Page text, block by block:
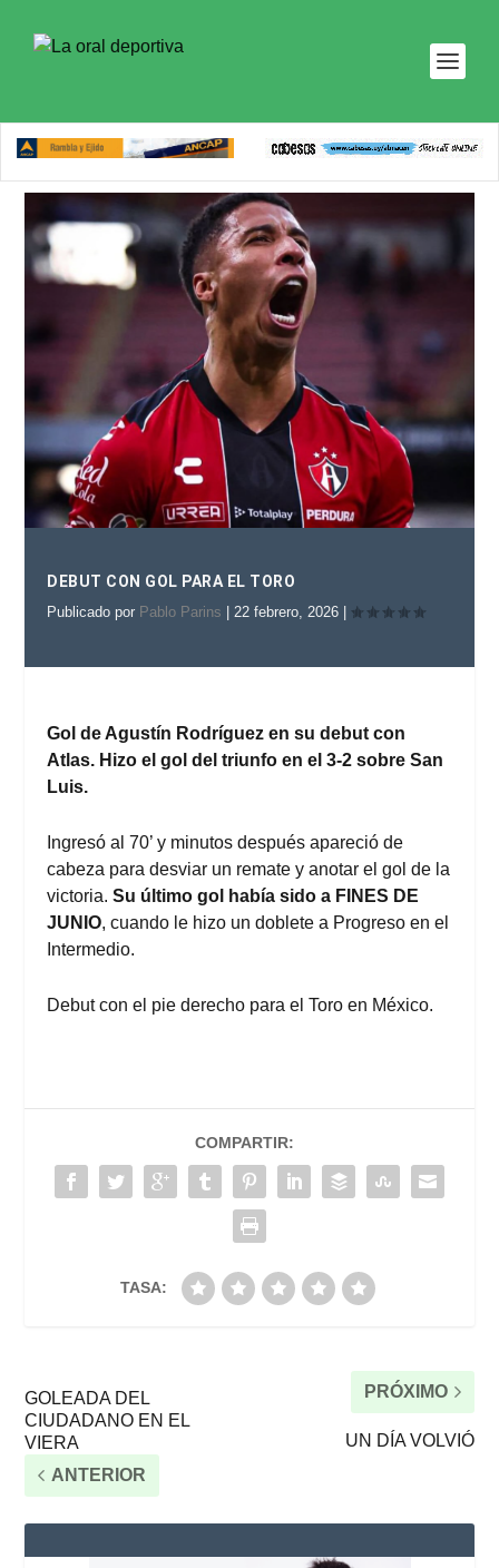
DEBUT CON GOL PARA EL TORO
Publicado por Pablo Parins |22 febrero, 2026
Gol de Agustín Rodríguez en su debut con
Atlas. Hizo el gol del triunfo en el 3-2 sobre San
Luis.
Ingresó al 70’ y minutos después apareció de
cabeza para desviar un remate y anotar el gol de la
victoria. Su último gol había sido a FINES DE
JUNIO, cuando le hizo un doblete a Progreso en el
Intermedio.
Debut con el pie derecho para el Toro en México.
COMPARTIR:
TASA:
GOLEADA DEL
CIUDADANO EN EL
VIERA
ANTERIOR
PRÓXIMO
UN DÍA VOLVIÓ